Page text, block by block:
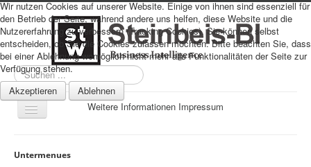
Suchen
...
Navigation
an/aus
Untermenues
Wir nutzen Cookies auf unserer Website. Einige von ihnen sind essenziell für
den Betrieb der Seite, während andere uns helfen, diese Website und die
Nutzererfahrung zu verbessern (Tracking Cookies). Sie können selbst
entscheiden, ob Sie die Cookies zulassen möchten. Bitte beachten Sie, dass
bei einer Ablehnung womöglich nicht mehr alle Funktionalitäten der Seite zur
Verfügung stehen.
Akzeptieren
Ablehnen
Weitere Informationen Impressum